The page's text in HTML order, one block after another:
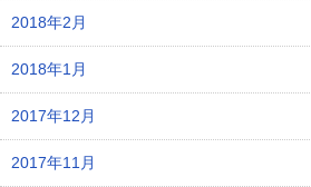
2018年2月
2018年1月
2017年12月
2017年11月